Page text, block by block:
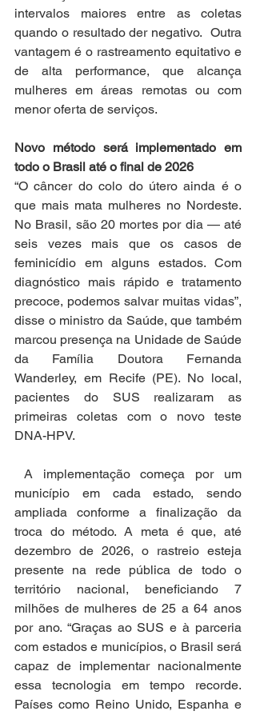
intervalos maiores entre as coletas
quando o resultado der negativo.  Outra
vantagem é o rastreamento equitativo e
de alta performance, que alcança
mulheres em áreas remotas ou com
menor oferta de serviços.
Novo método será implementado em
todo o Brasil até o final de 2026
“O câncer do colo do útero ainda é o
que mais mata mulheres no Nordeste.
No Brasil, são 20 mortes por dia — até
seis vezes mais que os casos de
feminicídio em alguns estados. Com
diagnóstico mais rápido e tratamento
precoce, podemos salvar muitas vidas”,
disse o ministro da Saúde, que também
marcou presença na Unidade de Saúde
da Família Doutora Fernanda
Wanderley, em Recife (PE). No local,
pacientes do SUS realizaram as
primeiras coletas com o novo teste
DNA-HPV.
A implementação começa por um
município em cada estado, sendo
ampliada conforme a finalização da
troca do método. A meta é que, até
dezembro de 2026, o rastreio esteja
presente na rede pública de todo o
território nacional, beneficiando 7
milhões de mulheres de 25 a 64 anos
por ano. “Graças ao SUS e à parceria
com estados e municípios, o Brasil será
capaz de implementar nacionalmente
essa tecnologia em tempo recorde.
Países como Reino Unido, Espanha e